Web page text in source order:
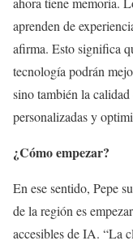
aprenden de
afirma. Esto significa
tecnología podrán
sino también la calidad
personalizadas y
¿Cómo empezar?
En ese sentido, Pepe
de la región es
accesibles de IA. “La